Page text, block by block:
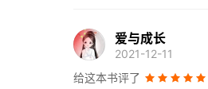
爱与成长
2021-12-11
给这本书评了